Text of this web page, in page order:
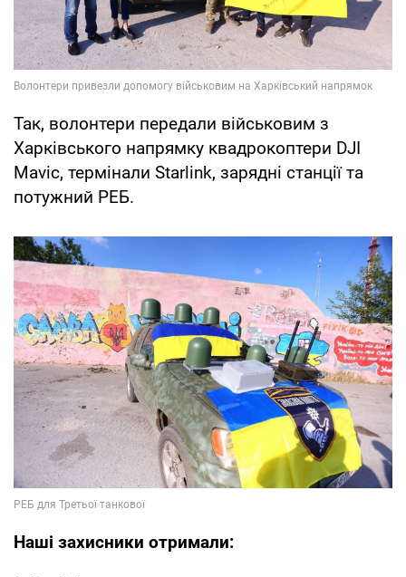
Так, волонтери передали військовим з
Харківського напрямку квадрокоптери DJI
Mavic, термінали Starlink, зарядні станції та
потужний РЕБ.
Наші захисники отримали: